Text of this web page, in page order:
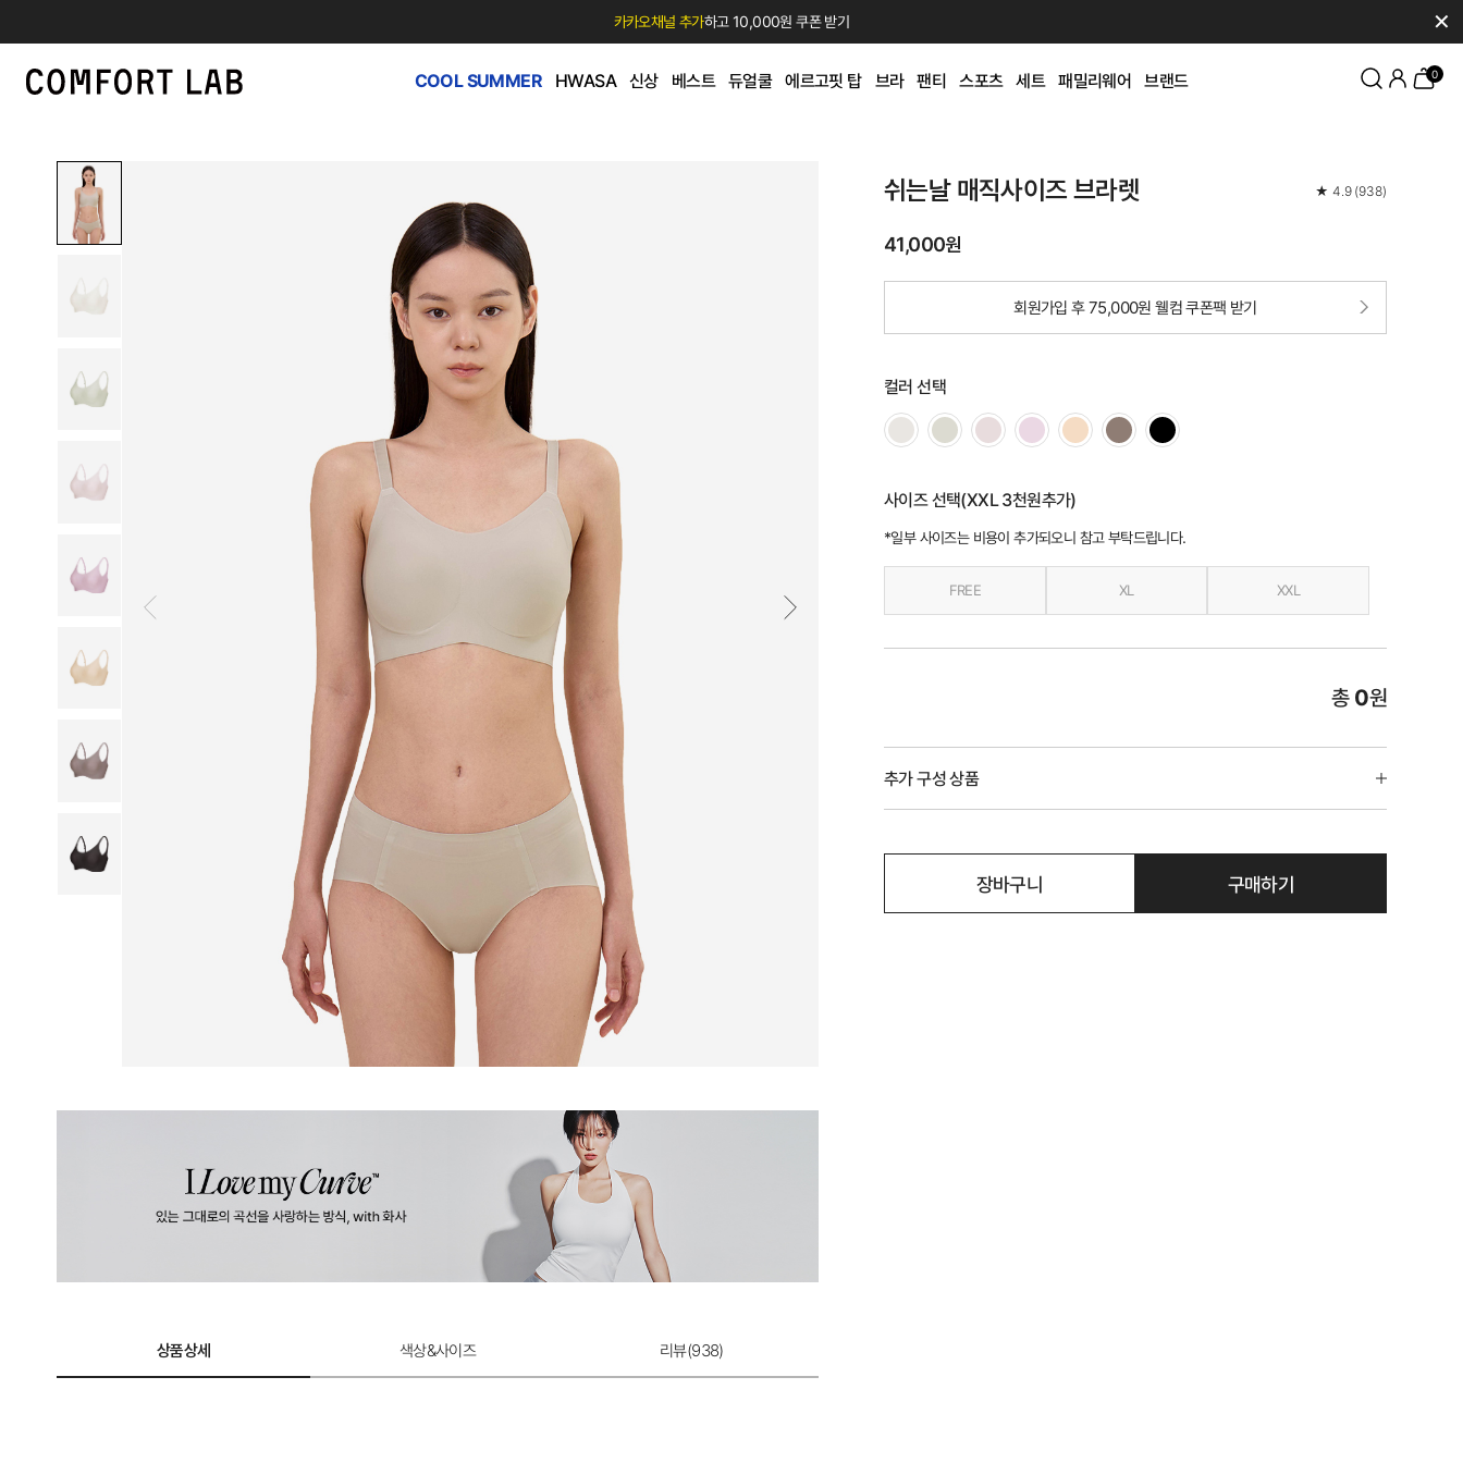
카카오채널 추가하고 10,000원 쿠폰 받기 ✕
COOL SUMMER HWASA 신상 베스트 듀얼쿨 에르고핏 탑 브라 팬티 스포츠 세트 패밀리웨어 브랜드 0
상품상세 색상&사이즈 리뷰(938)
쉬는날 매직사이즈 브라렛 ★ 4.9 (938)
41,000원
회원가입 후 75,000원 웰컴 쿠폰팩 받기
컬러 선택
사이즈 선택(XXL 3천원추가)
*일부 사이즈는 비용이 추가되오니 참고 부탁드립니다.
FREE XL XXL
총 0원
추가 구성 상품
장바구니 구매하기